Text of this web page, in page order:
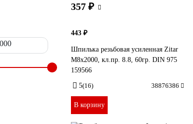
357 ₽
443 ₽
Шпилька резьбовая усиленная Zitar
М8x2000, кл.пр. 8.8, 60гр. DIN 975
159566
5(16) 38876386
В корзину